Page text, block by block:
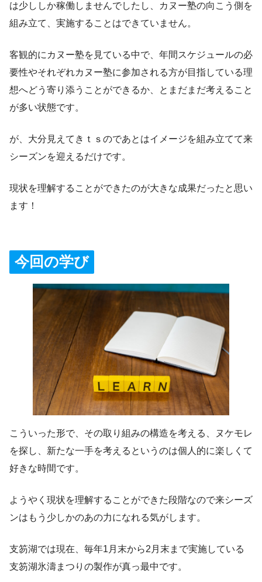
は少ししか稼働しませんでしたし、カヌー塾の向こう側を
組み立て、実施することはできていません。
客観的にカヌー塾を見ている中で、年間スケジュールの必
要性やそれぞれカヌー塾に参加される方が目指している理
想へどう寄り添うことができるか、とまだまだ考えること
が多い状態です。
が、大分見えてきｔｓのであとはイメージを組み立てて来
シーズンを迎えるだけです。
現状を理解することができたのが大きな成果だったと思い
ます！
今回の学び
こういった形で、その取り組みの構造を考える、ヌケモレ
を探し、新たな一手を考えるというのは個人的に楽しくて
好きな時間です。
ようやく現状を理解することができた段階なので来シーズ
ンはもう少しかのあの力になれる気がします。
支笏湖では現在、毎年1月末から2月末まで実施している
支笏湖氷濤まつりの製作が真っ最中です。